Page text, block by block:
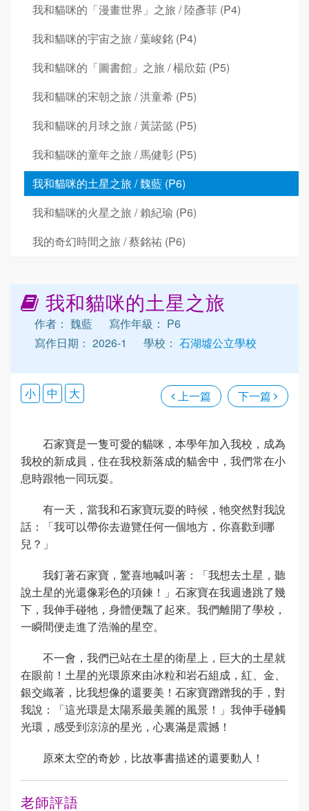
我和貓咪的「漫畫世界」之旅 / 陸彥菲 (P4)
我和貓咪的宇宙之旅 / 葉峻銘 (P4)
我和貓咪的「圖書館」之旅 / 楊欣茹 (P5)
我和貓咪的宋朝之旅 / 洪童希 (P5)
我和貓咪的月球之旅 / 黃諾懿 (P5)
我和貓咪的童年之旅 / 馬健彰 (P5)
我和貓咪的土星之旅 / 魏藍 (P6)
我和貓咪的火星之旅 / 賴紀瑜 (P6)
我的奇幻時間之旅 / 蔡銘祐 (P6)
我和貓咪的土星之旅
作者： 魏藍
寫作年級： P6
寫作日期： 2026-1
學校： 石湖墟公立學校
上一篇 下一篇
小 中 大
石家寶是一隻可愛的貓咪，本學年加入我校，成為
我校的新成員，住在我校新落成的貓舍中，我們常在小
息時跟牠一同玩耍。
有一天，當我和石家寶玩耍的時候，牠突然對我說
話：「我可以帶你去遊覽任何一個地方，你喜歡到哪
兒？」
我釘著石家寶，驚喜地喊叫著：「我想去土星，聽
說土星的光還像彩色的項鍊！」石家寶在我週邊跳了幾
下，我伸手碰牠，身體便飄了起來。我們離開了學校，
一瞬間便走進了浩瀚的星空。
不一會，我們已站在土星的衛星上，巨大的土星就
在眼前！土星的光環原來由冰粒和岩石組成，紅、金、
銀交織著，比我想像的還要美！石家寶蹭蹭我的手，對
我說：「這光環是太陽系最美麗的風景！」我伸手碰觸
光環，感受到涼涼的星光，心裏滿是震撼！
原來太空的奇妙，比故事書描述的還要動人！
老師評語